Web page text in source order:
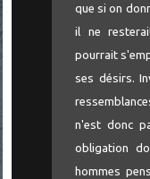
que si on
il ne
pourrait
ses désirs.
n'est donc
obligation
hommes